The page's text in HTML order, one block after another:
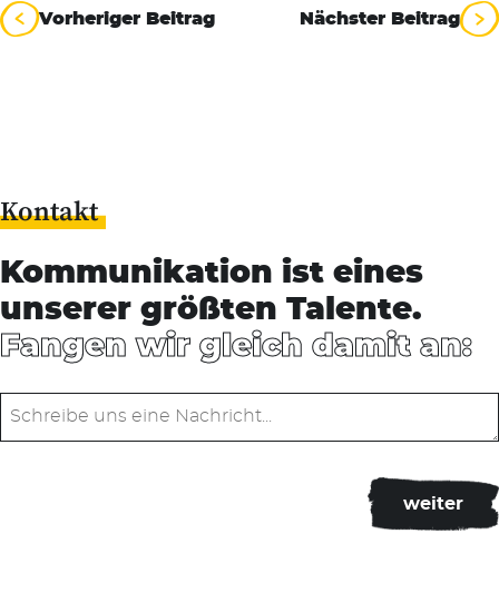
Beitragsnavigation
Vorheriger Beitrag Nächster Beitrag
Kontakt
Kommunikation ist eines
unserer größten Talente.
Fangen wir gleich damit an: